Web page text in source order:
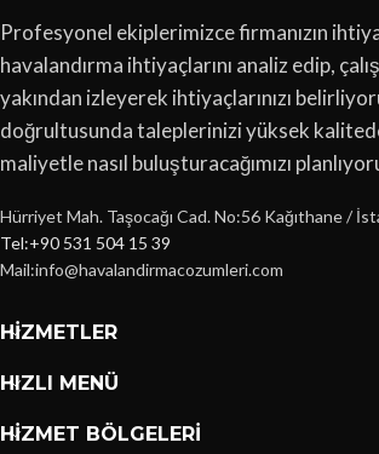
Profesyonel ekiplerimizce firmanızın
havalandırma ihtiyaçlarını analiz edip,
yakından izleyerek ihtiyaçlarınızı
doğrultusunda taleplerinizi yüksek
maliyetle nasıl buluşturacağımızı
Hürriyet Mah. Taşocağı Cad. No:56 Kağıthane /
Tel:+90 531 504 15 39
Mail:info@havalandirmacozumleri.com
HIZMETLER
HIZLI MENÜ
HIZMET BÖLGELERI